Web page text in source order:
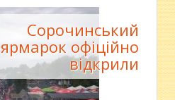
Сорочинський
ярмарок офіційно
відкрили